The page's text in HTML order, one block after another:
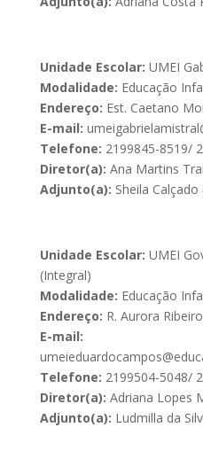
Unidade Escolar: UMEI
Modalidade: Educação
Endereço: Est. Caetano
E-mail:
Telefone: 2199845-8519/
Diretor(a): Ana Martins
Adjunto(a): Sheila
Unidade Escolar: UMEI
(Integral)
Modalidade: Educação
Endereço: R. Aurora
E-mail:
Telefone: 2199504-5048/
Diretor(a): Adriana Lopes
Adjunto(a): Ludmilla da